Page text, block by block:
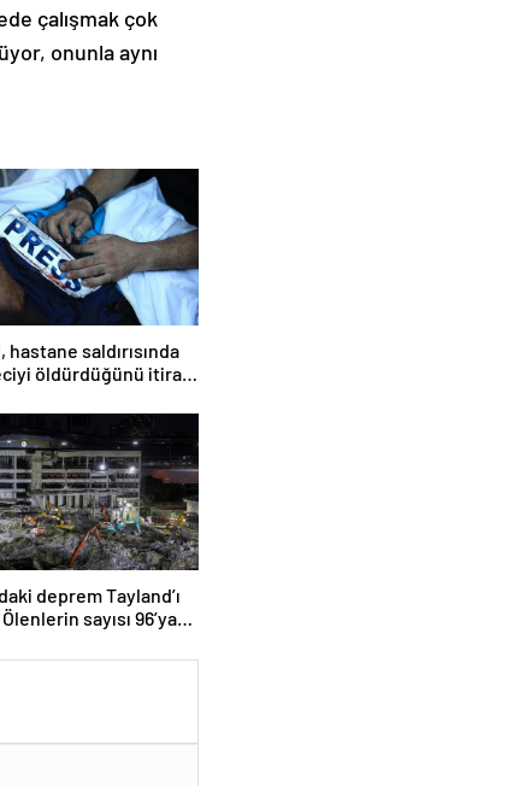
çalışmak çok
onunla aynı
saldırısında
öldürdüğünü itiraf
deprem Tayland’ı
sayısı 96’ya